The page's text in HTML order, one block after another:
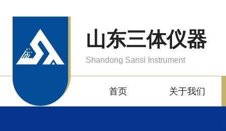
山东三体仪器
Shandong Sansi Instrument
首页 关于我们